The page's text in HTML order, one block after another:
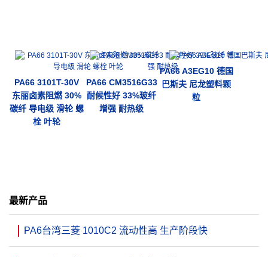
PA66 3101T-30V
东丽卤素阻燃 30%
碳纤 导电级 滑轮 螺
栓 叶轮
PA66 CM3516G33
耐候性好 33%玻纤
增强 耐热级
PA66 A3EG10 德国
巴斯夫 尼龙塑料颗
粒
最新产品
PA6台湾三菱 1010C2 流动性高 生产阶段快